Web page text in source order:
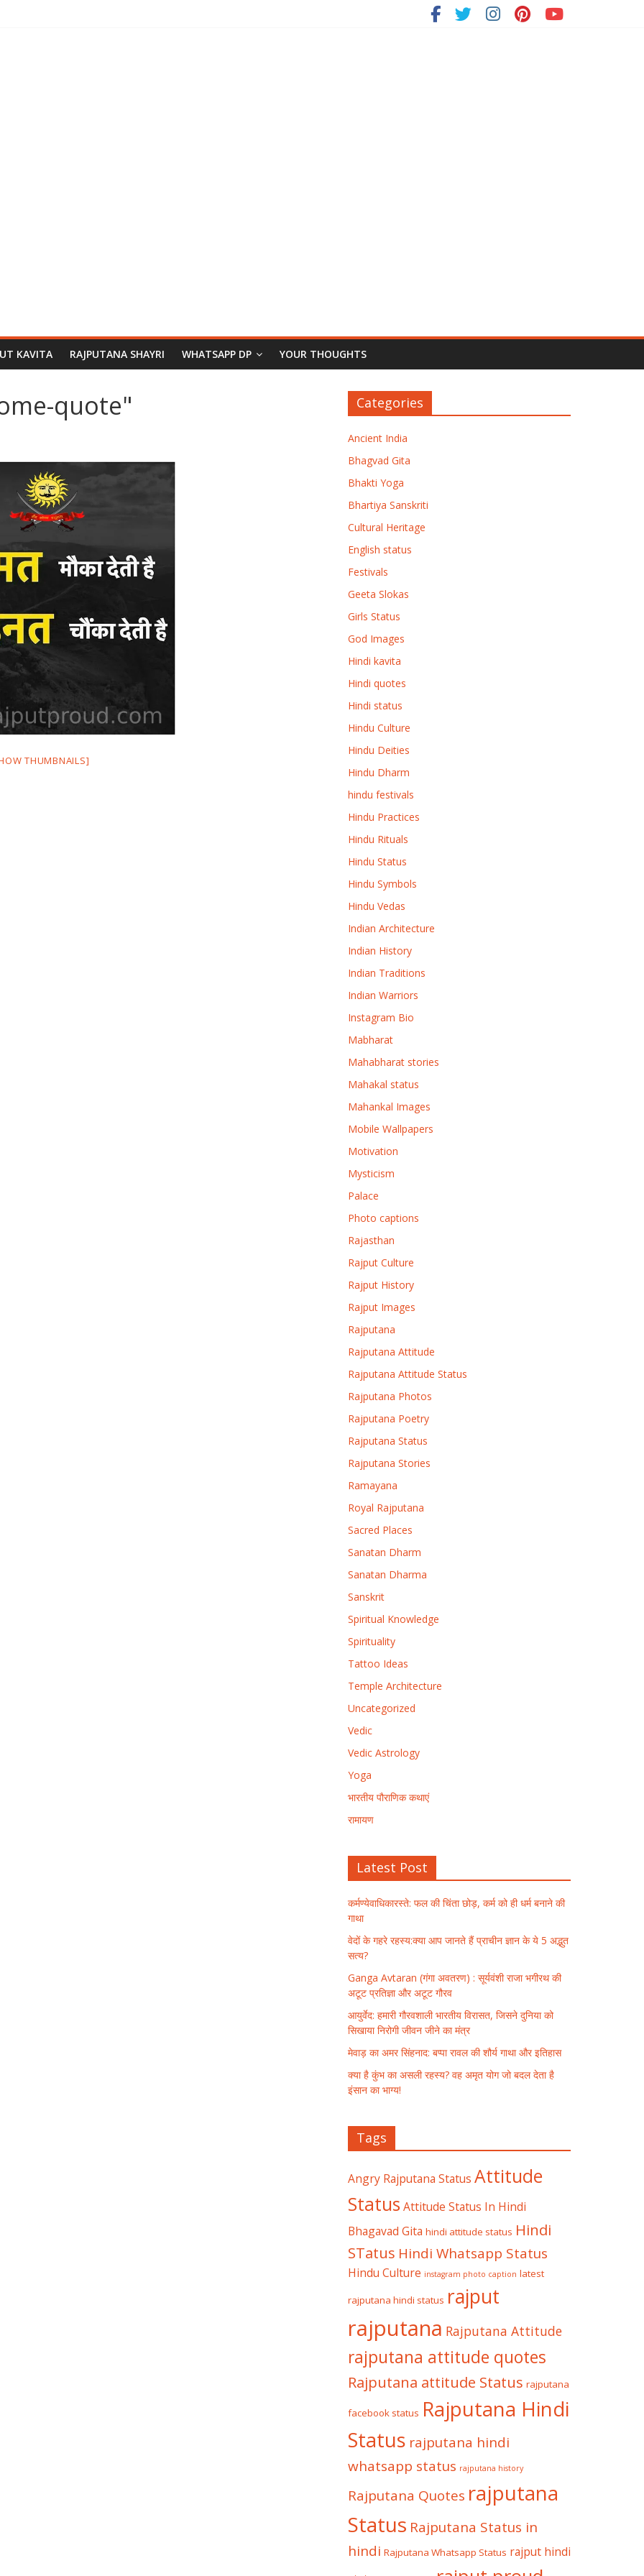
KAVITA RAJPUTANA SHAYRI WHATSAPP DP YOUR THOUGHTS
quote"
THUMBNAILS]
Categories
Ancient India
Bhagvad Gita
Bhakti Yoga
Bhartiya Sanskriti
Cultural Heritage
English status
Festivals
Geeta Slokas
Girls Status
God Images
Hindi kavita
Hindi quotes
Hindi status
Hindu Culture
Hindu Deities
Hindu Dharm
hindu festivals
Hindu Practices
Hindu Rituals
Hindu Status
Hindu Symbols
Hindu Vedas
Indian Architecture
Indian History
Indian Traditions
Indian Warriors
Instagram Bio
Mabharat
Mahabharat stories
Mahakal status
Mahankal Images
Mobile Wallpapers
Motivation
Mysticism
Palace
Photo captions
Rajasthan
Rajput Culture
Rajput History
Rajput Images
Rajputana
Rajputana Attitude
Rajputana Attitude Status
Rajputana Photos
Rajputana Poetry
Rajputana Status
Rajputana Stories
Ramayana
Royal Rajputana
Sacred Places
Sanatan Dharm
Sanatan Dharma
Sanskrit
Spiritual Knowledge
Spirituality
Tattoo Ideas
Temple Architecture
Uncategorized
Vedic
Vedic Astrology
Yoga
भारतीय पौराणिक कथाएं
रामायण
Latest Post
कर्मण्येवाधिकारस्ते: फल की चिंता छोड़, कर्म को ही धर्म बनाने की
गाथा
वेदों के गहरे रहस्य:क्या आप जानते हैं प्राचीन ज्ञान के ये 5 अद्भुत
सत्य?
Ganga Avtaran (गंगा अवतरण) : सूर्यवंशी राजा भगीरथ की
अटूट प्रतिज्ञा और अटूट गौरव
आयुर्वेद: हमारी गौरवशाली भारतीय विरासत, जिसने दुनिया को
सिखाया निरोगी जीवन जीने का मंत्र
मेवाड़ का अमर सिंहनाद: बप्पा रावल की शौर्य गाथा और इतिहास
क्या है कुंभ का असली रहस्य? वह अमृत योग जो बदल देता है
इंसान का भाग्य!
Tags
Angry Rajputana Status Attitude
Status Attitude Status In Hindi
Bhagavad Gita hindi attitude status Hindi
STatus Hindi Whatsapp Status
Hindu Culture instagram photo caption latest
rajputana hindi status rajput
rajputana Rajputana Attitude
rajputana attitude quotes
Rajputana attitude Status rajputana
facebook status Rajputana Hindi
Status rajputana hindi
whatsapp status rajputana history
Rajputana Quotes rajputana
Status Rajputana Status in
hindi Rajputana Whatsapp Status rajput hindi